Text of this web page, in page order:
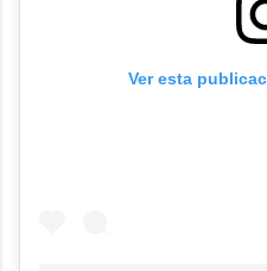
Ver esta